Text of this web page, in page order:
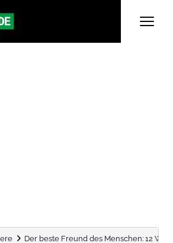
Der beste Freund des Menschen: 12